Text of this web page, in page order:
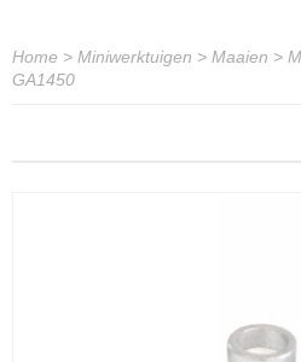
Home > Miniwerktuigen > Maaien >
GA1450